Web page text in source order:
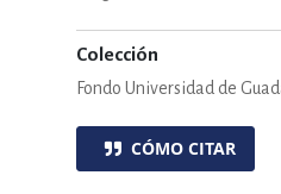
LIBROS
Colección
Fondo Universidad de
CÓMO CITAR